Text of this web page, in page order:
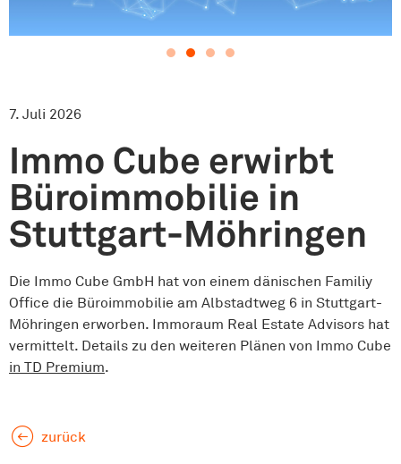
7. Juli 2026
Immo Cube erwirbt
Büroimmobilie in
Stuttgart-Möhringen
Die Immo Cube GmbH hat von einem dänischen Familiy
Office die Büroimmobilie am Albstadtweg 6 in Stuttgart-
Möhringen erworben. Immoraum Real Estate Advisors hat
vermittelt. Details zu den weiteren Plänen von Immo Cube
in TD Premium.
zurück